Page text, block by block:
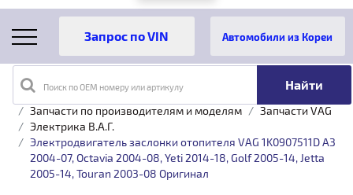
Поиск по OEM номеру или артикулу
Автомобили из Кореи
Главная
Каталог товаров
Запчасти по производителям и моделям
Запчасти VAG
Электрика B.A.Г.
Электродвигатель заслонки отопителя VAG 1K0907511D A3
2004-07, Octavia 2004-08, Yeti 2014-18, Golf 2005-14, Jetta
2005-14, Touran 2003-08 Оригинал